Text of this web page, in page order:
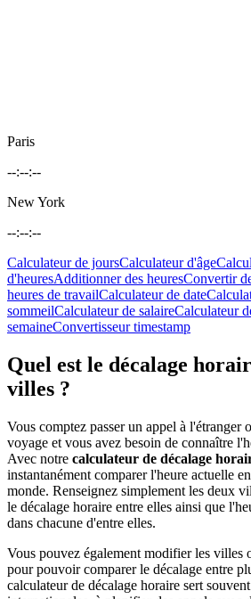
Paris
--:--:--
New York
--:--:--
Calculateur de joursCalculateur d'âge
d'heuresAdditionner des heuresConvertir
heures de travailCalculateur de date
sommeilCalculateur de salaireCalculateur
semaineConvertisseur timestamp
Quel est le décalage
villes ?
Vous comptez passer un appel à l'étranger
voyage et vous avez besoin de connaître
Avec notre calculateur de décalage
instantanément comparer l'heure actuelle
monde. Renseignez simplement les deux
le décalage horaire entre elles ainsi que
dans chacune d'entre elles.
Vous pouvez également modifier les villes
pour pouvoir comparer le décalage entre
calculateur de décalage horaire sert